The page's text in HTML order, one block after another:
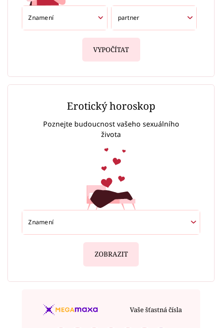
VYPOČÍTAT
Erotický horoskop
Poznejte budoucnost vašeho sexuálního
života
ZOBRAZIT
Vaše šťastná čísla